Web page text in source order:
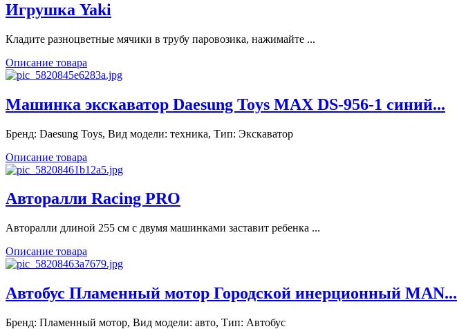
Игрушка Yaki
Кладите разноцветные мячики в трубу паровозика, нажимайте ...
Описание товара
Машинка экскаватор Daesung Toys MAX DS-956-1 синий...
Бренд: Daesung Toys, Вид модели: техника, Тип: Экскаватор
Описание товара
Авторалли Racing PRO
Авторалли длиной 255 см с двумя машинками заставит ребенка ...
Описание товара
Автобус Пламенный мотор Городской инерционный MAN...
Бренд: Пламенный мотор, Вид модели: авто, Тип: Автобус